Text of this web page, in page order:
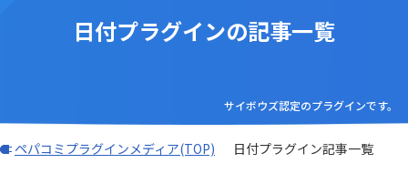
日付プラグインの記事一覧
サイボウズ認定のプラグインです。
ペパコミプラグインメディア(TOP) 日付プラグイン記事一覧